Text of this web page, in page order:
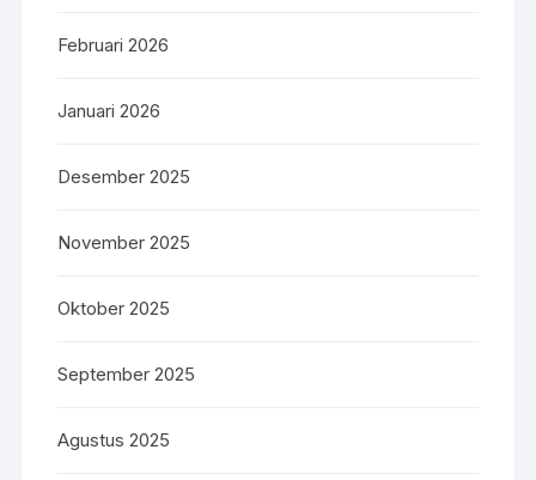
Februari 2026
Januari 2026
Desember 2025
November 2025
Oktober 2025
September 2025
Agustus 2025